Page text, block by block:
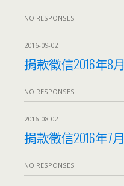
NO RESPONSES
2016-09-02
捐款徵信2016年8月
NO RESPONSES
2016-08-02
捐款徵信2016年7月
NO RESPONSES